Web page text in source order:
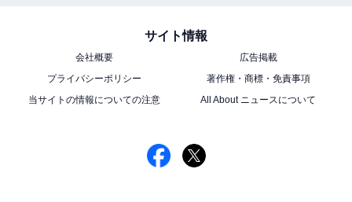
サイト情報
会社概要
広告掲載
プライバシーポリシー
著作権・商標・免責事項
当サイトの情報についての注意
All About ニュースについて